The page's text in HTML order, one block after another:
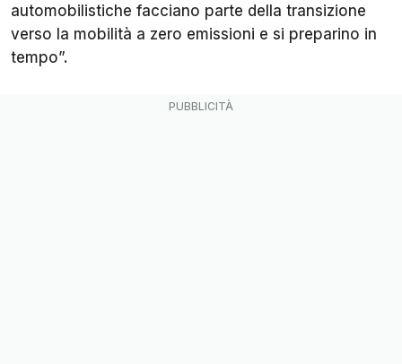
automobilistiche facciano parte della transizione
verso la mobilità a zero emissioni e si preparino in
tempo”.